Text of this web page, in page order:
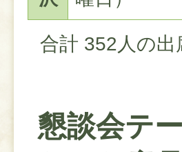
合計 352人の
懇談会テ